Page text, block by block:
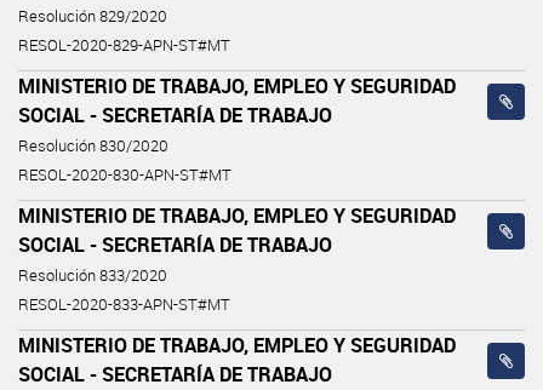
Resolución 829/2020
RESOL-2020-829-APN-ST#MT
MINISTERIO DE TRABAJO, EMPLEO Y SEGURIDAD
SOCIAL - SECRETARÍA DE TRABAJO
Resolución 830/2020
RESOL-2020-830-APN-ST#MT
MINISTERIO DE TRABAJO, EMPLEO Y SEGURIDAD
SOCIAL - SECRETARÍA DE TRABAJO
Resolución 833/2020
RESOL-2020-833-APN-ST#MT
MINISTERIO DE TRABAJO, EMPLEO Y SEGURIDAD
SOCIAL - SECRETARÍA DE TRABAJO